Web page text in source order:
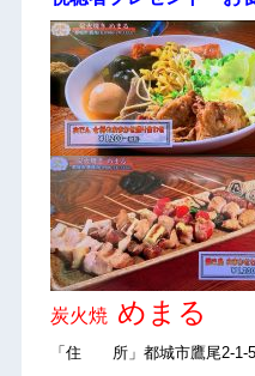
炭火焼 めまる
「住 所」都城市鷹尾2-1-5